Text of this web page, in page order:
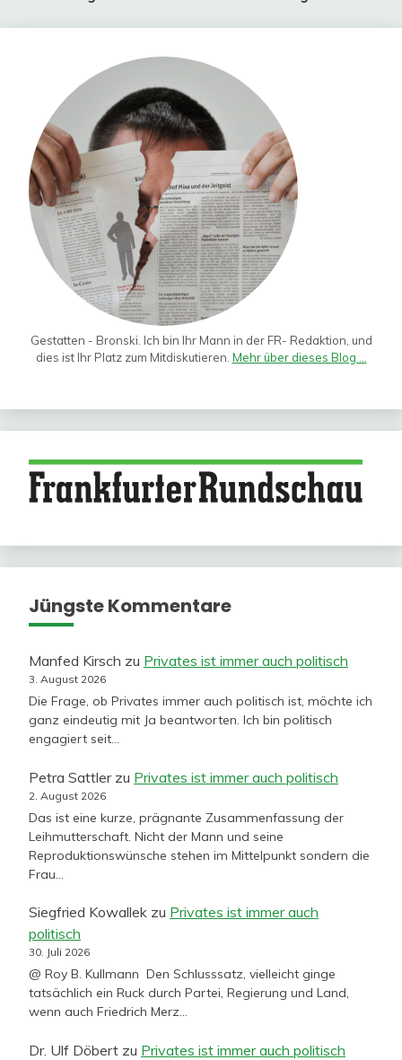
Gestatten - Bronski. Ich bin Ihr Mann in der FR- Redaktion, und
dies ist Ihr Platz zum Mitdiskutieren. Mehr über dieses Blog ...
Jüngste Kommentare
Manfed Kirsch zu Privates ist immer auch politisch
3. August 2026
Die Frage, ob Privates immer auch politisch ist, möchte ich
ganz eindeutig mit Ja beantworten. Ich bin politisch
engagiert seit…
Petra Sattlerzu Privates ist immer auch politisch
2. August 2026
Das ist eine kurze, prägnante Zusammenfassung der
Leihmutterschaft. Nicht der Mann und seine
Reproduktionswünsche stehen im Mittelpunkt sondern die
Frau…
Siegfried Kowallek zu Privates ist immer auch
politisch
30. Juli 2026
@ Roy B. Kullmann Den Schlusssatz, vielleicht ginge
tatsächlich ein Ruck durch Partei, Regierung und Land,
wenn auch Friedrich Merz…
Dr. Ulf Döbert zu Privates ist immer auch politisch